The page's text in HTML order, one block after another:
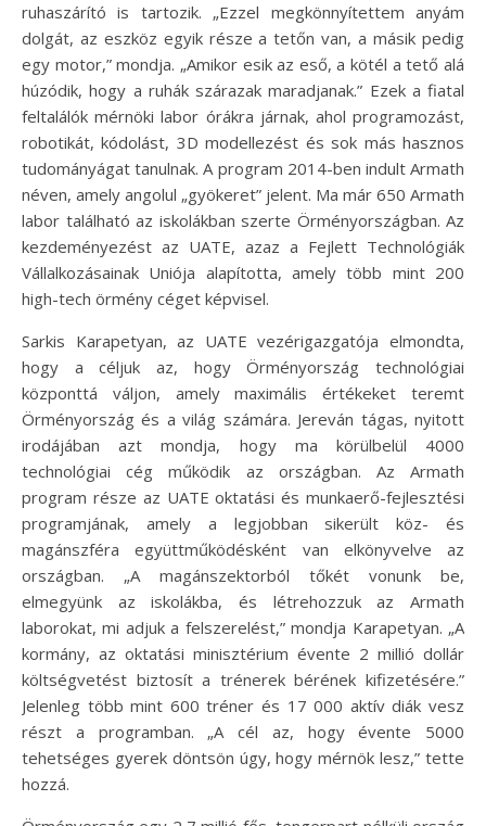
ruhaszárító is tartozik. „Ezzel megkönnyítettem anyám
dolgát, az eszköz egyik része a tetőn van, a másik pedig
egy motor,” mondja. „Amikor esik az eső, a kötél a tető alá
húzódik, hogy a ruhák szárazak maradjanak.” Ezek a fiatal
feltalálók mérnöki labor órákra járnak, ahol programozást,
robotikát, kódolást, 3D modellezést és sok más hasznos
tudományágat tanulnak. A program 2014-ben indult Armath
néven, amely angolul „gyökeret” jelent. Ma már 650 Armath
labor található az iskolákban szerte Örményországban. Az
kezdeményezést az UATE, azaz a Fejlett Technológiák
Vállalkozásainak Uniója alapította, amely több mint 200
high-tech örmény céget képvisel.
Sarkis Karapetyan, az UATE vezérigazgatója elmondta,
hogy a céljuk az, hogy Örményország technológiai
központtá váljon, amely maximális értékeket teremt
Örményország és a világ számára. Jereván tágas, nyitott
irodájában azt mondja, hogy ma körülbelül 4000
technológiai cég működik az országban. Az Armath
program része az UATE oktatási és munkaerő-fejlesztési
programjának, amely a legjobban sikerült köz- és
magánszféra együttműködésként van elkönyvelve az
országban. „A magánszektorból tőkét vonunk be,
elmegyünk az iskolákba, és létrehozzuk az Armath
laborokat, mi adjuk a felszerelést,” mondja Karapetyan. „A
kormány, az oktatási minisztérium évente 2 millió dollár
költségvetést biztosít a trénerek bérének kifizetésére.”
Jelenleg több mint 600 tréner és 17 000 aktív diák vesz
részt a programban. „A cél az, hogy évente 5000
tehetséges gyerek döntsön úgy, hogy mérnök lesz,” tette
hozzá.